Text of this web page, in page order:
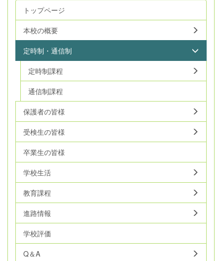
トップページ
本校の概要
定時制・通信制
定時制課程
通信制課程
保護者の皆様
受検生の皆様
卒業生の皆様
学校生活
教育課程
進路情報
学校評価
Q＆A